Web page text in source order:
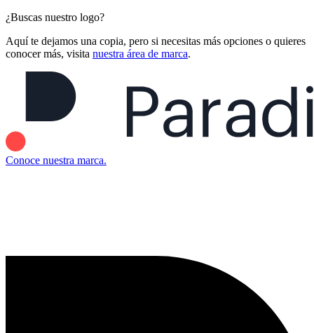
¿Buscas nuestro logo?
Aquí te dejamos una copia, pero si necesitas más opciones o quieres
conocer más, visita nuestra área de marca.
Conoce nuestra marca.